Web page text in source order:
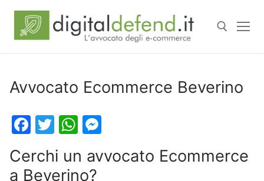
Avvocato Ecommerce Beverino
Facebook
TwitterWhatsApp
Cerchi un avvocato Ecommerce
a Beverino?